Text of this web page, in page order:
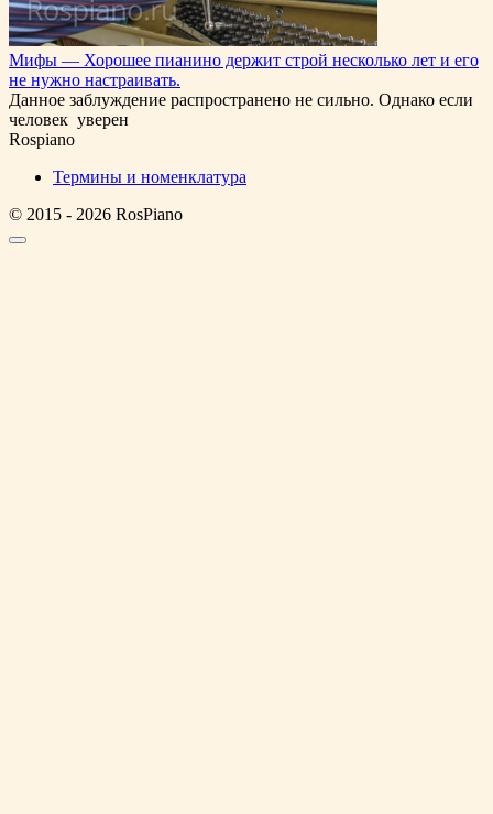
Мифы — Хорошее пианино держит строй несколько лет и его
не нужно настраивать.
Данное заблуждение распространено не сильно. Однако если
человек уверен
Rospiano
Термины и номенклатура
© 2015 - 2026 RosPiano